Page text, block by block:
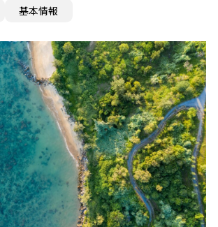
基本情報